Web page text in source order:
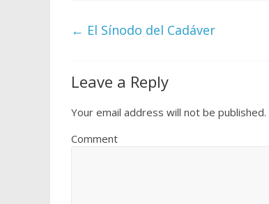
← El Sínodo del Cadáver
Leave a Reply
Your email address will not be published.
Comment